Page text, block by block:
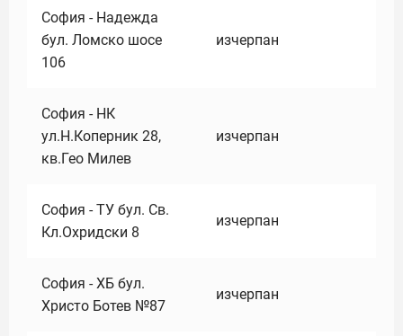
София - Надежда
бул. Ломско шосе
106
изчерпан
София - НК
ул.Н.Коперник 28,
кв.Гео Милев
изчерпан
София - ТУ бул. Св.
Кл.Охридски 8
изчерпан
София - ХБ бул.
Христо Ботев №87
изчерпан